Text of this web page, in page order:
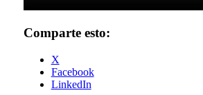
Comparte esto:
X
Facebook
LinkedIn